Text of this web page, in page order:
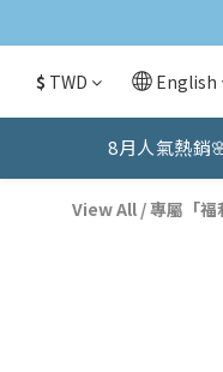
$ TWD English
8月人氣熱銷
View All /專屬「福